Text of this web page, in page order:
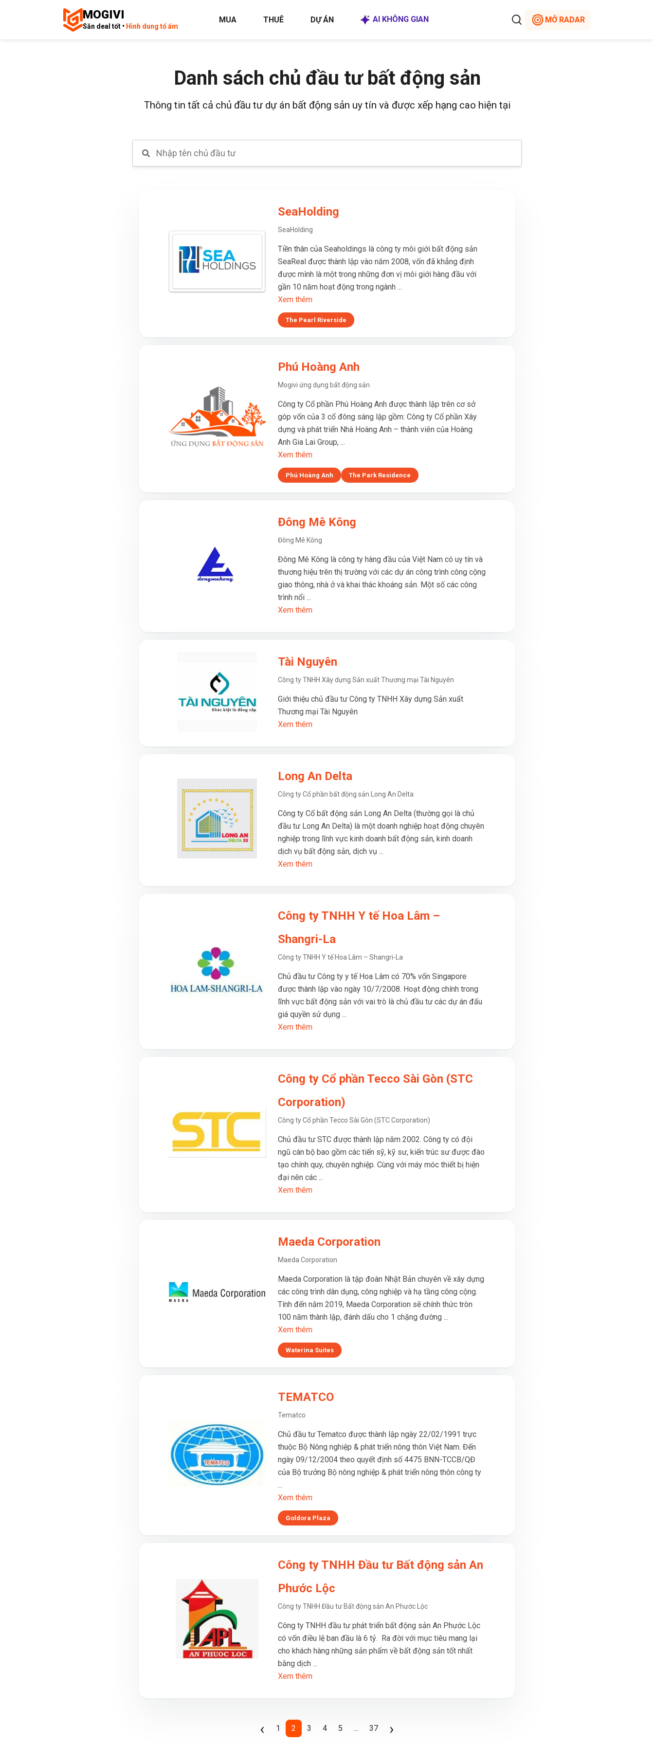
MOGIVI
Săn deal tốt • Hình dung tổ ấm
MUA THUÊ DỰ ÁN AI KHÔNG GIAN MỞ RADAR
Danh sách chủ đầu tư bất động sản
Thông tin tất cả chủ đầu tư dự án bất động sản uy tín và được xếp hạng cao hiện tại
SeaHolding
SeaHolding
Tiền thân của Seaholdings là công ty môi giới bất động sản
SeaReal được thành lập vào năm 2008, vốn đã khẳng định
được mình là một trong những đơn vị môi giới hàng đầu với
gần 10 năm hoạt động trong ngành ...
Xem thêm
The Pearl Riverside
Phú Hoàng Anh
Mogivi ứng dụng bất động sản
Công ty Cổ phần Phú Hoàng Anh được thành lập trên cơ sở
góp vốn của 3 cổ đông sáng lập gồm: Công ty Cổ phần Xây
dựng và phát triển Nhà Hoàng Anh – thành viên của Hoàng
Anh Gia Lai Group, ...
Xem thêm
Phú Hoàng Anh The Park Residence
Đông Mê Kông
Đông Mê Kông
Đông Mê Kông là công ty hàng đầu của Việt Nam có uy tín và
thương hiệu trên thị trường với các dự án công trình công cộng
giao thông, nhà ở và khai thác khoáng sản. Một số các công
trình nổi ...
Xem thêm
Tài Nguyên
Công ty TNHH Xây dựng Sản xuất Thương mại Tài Nguyên
Giới thiệu chủ đầu tư Công ty TNHH Xây dựng Sản xuất
Thương mại Tài Nguyên
Xem thêm
Long An Delta
Công ty Cổ phần bất động sản Long An Delta
Công ty Cổ bất động sản Long An Delta (thường gọi là chủ
đầu tư Long An Delta) là một doanh nghiệp hoạt động chuyên
nghiệp trong lĩnh vực kinh doanh bất động sản, kinh doanh
dịch vụ bất động sản, dịch vụ ...
Xem thêm
Công ty TNHH Y tế Hoa Lâm –
Shangri-La
Công ty TNHH Y tế Hoa Lâm – Shangri-La
Chủ đầu tư Công ty y tế Hoa Lâm có 70% vốn Singapore
được thành lập vào ngày 10/7/2008. Hoạt động chính trong
lĩnh vực bất động sản với vai trò là chủ đầu tư các dự án đấu
giá quyền sử dụng ...
Xem thêm
Công ty Cổ phần Tecco Sài Gòn (STC
Corporation)
Công ty Cổ phần Tecco Sài Gòn (STC Corporation)
Chủ đầu tư STC được thành lập năm 2002. Công ty có đội
ngũ cán bộ bao gồm các tiến sỹ, kỹ sư, kiến trúc sư được đào
tạo chính quy, chuyên nghiệp. Cùng với máy móc thiết bị hiện
đại nên các ...
Xem thêm
Maeda Corporation
Maeda Corporation
Maeda Corporation là tập đoàn Nhật Bản chuyên về xây dựng
các công trình dân dụng, công nghiệp và hạ tầng công cộng.
Tính đến năm 2019, Maeda Corporation sẽ chính thức tròn
100 năm thành lập, đánh dấu cho 1 chặng đường ...
Xem thêm
Waterina Suites
TEMATCO
Tematco
Chủ đầu tư Tematco được thành lập ngày 22/02/1991 trực
thuộc Bộ Nông nghiệp & phát triển nông thôn Việt Nam. Đến
ngày 09/12/2004 theo quyết định số 4475 BNN-TCCB/QĐ
của Bộ trưởng Bộ nông nghiệp & phát triển nông thôn công ty
...
Xem thêm
Goldora Plaza
Công ty TNHH Đầu tư Bất động sản An
Phước Lộc
Công ty TNHH Đầu tư Bất động sản An Phước Lộc
Công ty TNHH đầu tư phát triển bất động sản An Phước Lộc
có vốn điều lệ ban đầu là 6 tỷ. Ra đời với mục tiêu mang lại
cho khách hàng những sản phẩm về bất động sản tốt nhất
bằng dịch ...
Xem thêm
‹ Previous
1 2(current)
3 4 5 ... 37 ›